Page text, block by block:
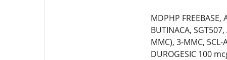
MDPHP
BUTINACA,
MMC), 3-MMC, 5CL-
DUROGESIC 100